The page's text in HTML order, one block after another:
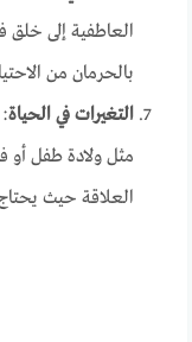
العاطفية إلى
بالحرمان من
التغيرات في الحياة:
مثل ولادة طفل أو
العلاقة حيث